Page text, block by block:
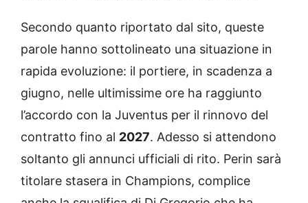
Secondo quanto riportato dal sito, queste
parole hanno sottolineato una situazione in
rapida evoluzione: il portiere, in scadenza a
giugno, nelle ultimissime ore ha raggiunto
l’accordo con la Juventus per il rinnovo del
contratto fino al 2027. Adesso si attendono
soltanto gli annunci ufficiali di rito. Perin sarà
titolare stasera in Champions, complice